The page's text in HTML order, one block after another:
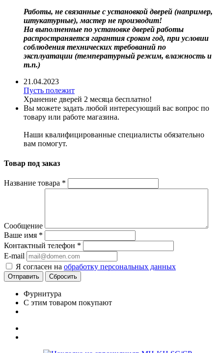
Работы, не связанные с установкой дверей (например,
штукатурные), мастер не производит!
На выполненные по установке дверей работы
распространяется гарантия сроком год, при условии
соблюдения технических требований по
эксплуатации (температурный режим, влажность и
т.п.)
21.04.2023
Пусть полежит
Хранение дверей 2 месяца бесплатно!
Вы можете задать любой интересующий вас вопрос по
товару или работе магазина.
Наши квалифицированные специалисты обязательно
вам помогут.
Товар под заказ
Название товара *
Сообщение
Ваше имя *
Контактный телефон *
E-mail
Я согласен на обработку персональных данных
Сбросить
Фурнитура
С этим товаром покупают